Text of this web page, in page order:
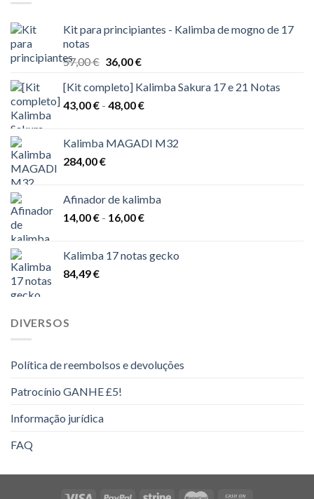
Kit para principiantes - Kalimba de mogno de 17
notas
57,00€ O
original
era:
36,00€O
atual
é:
[Kit completo] Kalimba Sakura 17 e 21 Notas
43,00€ - 48,00€Gama
43,00 €
Kalimba MAGADI M32
284,00€
Afinador de kalimba
14,00€ - 16,00€Gama
14,00 €
Kalimba 17 notas gecko
84,49€
DIVERSOS
Política de reembolsos e devoluções
Patrocínio GANHE £5!
Informação jurídica
FAQ